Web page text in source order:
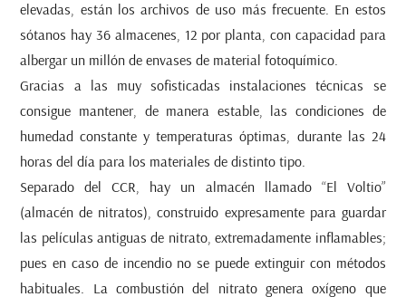
elevadas, están los archivos de uso más frecuente. En estos
sótanos hay 36 almacenes, 12 por planta, con capacidad para
albergar un millón de envases de material fotoquímico.
Gracias a las muy sofisticadas instalaciones técnicas se
consigue mantener, de manera estable, las condiciones de
humedad constante y temperaturas óptimas, durante las 24
horas del día para los materiales de distinto tipo.
Separado del CCR, hay un almacén llamado “El Voltio”
(almacén de nitratos), construido expresamente para guardar
las películas antiguas de nitrato, extremadamente inflamables;
pues en caso de incendio no se puede extinguir con métodos
habituales. La combustión del nitrato genera oxígeno que